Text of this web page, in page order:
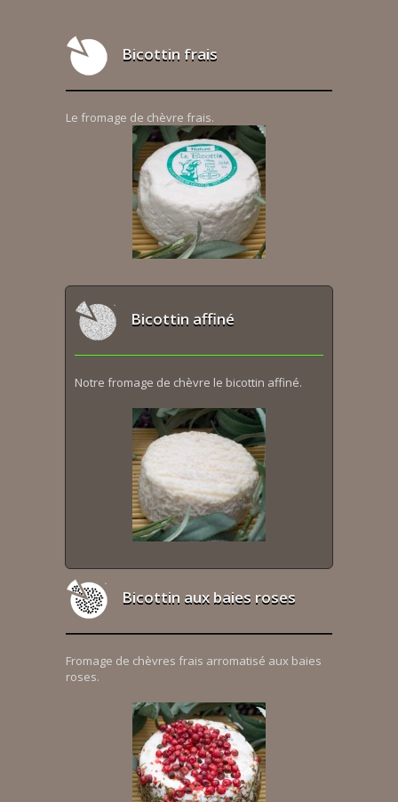
Bicottin frais
Le fromage de chèvre frais.
Bicottin affiné
Notre fromage de chèvre le bicottin affiné.
Bicottin aux baies roses
Fromage de chèvres frais arromatisé aux baies
roses.